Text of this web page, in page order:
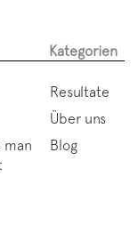
Kategorien
Resultate
Über uns
man
Blog